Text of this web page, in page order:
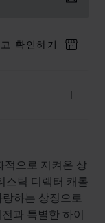
확인하기
적으로 지켜온 상
스틱 디렉터 캐롤
하는 상징으로
과 특별한 하이